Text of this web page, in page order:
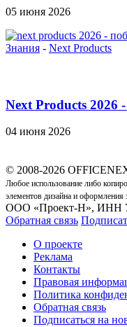
05 июня 2026
Знания - Next Products
Next Products 2026
04 июня 2026
© 2008-2026
Любое использование либо
элементов дизайна и оформления
ООО «Проект-Н», ИНН
Обратная связь
О проекте
Реклама
Контакты
Правовая
Политика
Обратная связь
Подписаться на